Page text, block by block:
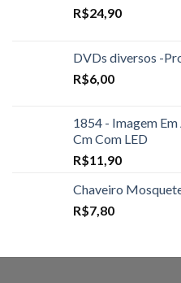
R$24,90
DVDs diversos -
R$6,00
1854 - Imagem
Cm Com LED
R$11,90
Chaveiro
R$7,80